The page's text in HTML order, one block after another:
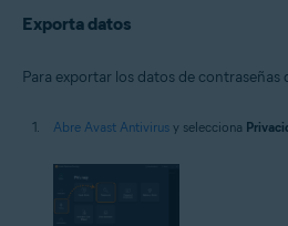
Exporta datos
Para exportar los datos de contraseñas
Abre Avast Antivirus y selecciona